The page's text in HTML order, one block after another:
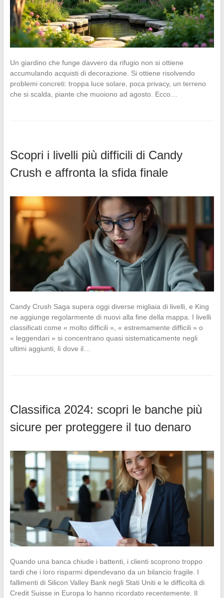
Un giardino che funge davvero da rifugio non si ottiene
accumulando acquisti di decorazione. Si ottiene risolvendo
problemi concreti: troppa luce solare, poca privacy, un terreno
che si scalda, piante che muoiono ad agosto. Ecco…
Scopri i livelli più difficili di Candy
Crush e affronta la sfida finale
Candy Crush Saga supera oggi diverse migliaia di livelli, e King
ne aggiunge regolarmente di nuovi alla fine della mappa. I livelli
classificati come « molto difficili », « estremamente difficili » o
« leggendari » si concentrano quasi sistematicamente negli
ultimi aggiunti, lì dove il…
Classifica 2024: scopri le banche più
sicure per proteggere il tuo denaro
Quando una banca chiude i battenti, i clienti scoprono troppo
tardi che i loro risparmi dipendevano da un bilancio fragile. I
fallimenti di Silicon Valley Bank negli Stati Uniti e le difficoltà di
Credit Suisse in Europa lo hanno ricordato recentemente. Il